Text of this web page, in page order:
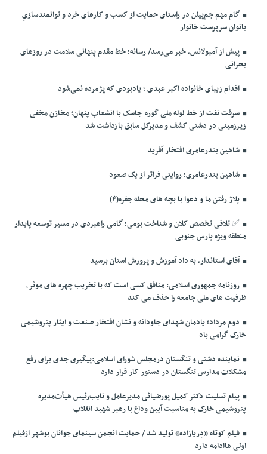
گام مهم جم‌پیلن در راستای حمایت از کسب و کارهای خرد و توانمندسازیِ
بانوان سرپرست خانوار
پیش از آمبولانس، خبر می‌رسد/ رسانه؛ خط مقدم پنهانی سلامت در روزهای
بحرانی
اقدام زیبای خانواده اکبر عبدی ؛ یادبودی که پژمرده نمی‌شود
سرقت نفت از خط لوله ملی گوره-جاسک با انشعاب پنهان؛ مخازن مخفی
زیرزمینی در دشتی کشف و مدیرکل سابق بازداشت شد
شاهین بندرعامری افتخار آفرید
شاهین بندرعامری؛ روایتی فراتر از یک صعود
پلاژ رفتن ما و دعوا با بچه های محله جفره(۴)
✅️ تلاقی تخصص کلان و شناخت بومی؛ گامی راهبردی در مسیر توسعه پایدار
منطقه ویژه پارس جنوبی
آقای استاندار، به داد آموزش و پرورش استان برسید
روزنامه جمهوری اسلامی: منافق کسی است که با تخریب چهره های موثر،
ظرفیت های ملی جامعه را حذف می کند
دوم مرداد؛ یادمان شهدای جاودانه و نشان افتخار صنعت و ایثار پتروشیمی
خارک گرامی باد
نماینده دشتی و تنگستان درمجلس شورای اسلامی:پیگیری جدی برای رفع
مشکلات مدارس تنگستان در دستور کار قرار دارد
پیام تسلیت دکتر کمیل پورضیائی مدیرعامل و نایب‌رئیس هیأت‌مدیره
پتروشیمی خارک به مناسبت آیین وداع با رهبر شهید انقلاب
فیلم کوتاه «دِریازاده» تولید شد / حمایت انجمن سینمای جوانان بوشهر ازفیلم
اولی هاادامه دارد